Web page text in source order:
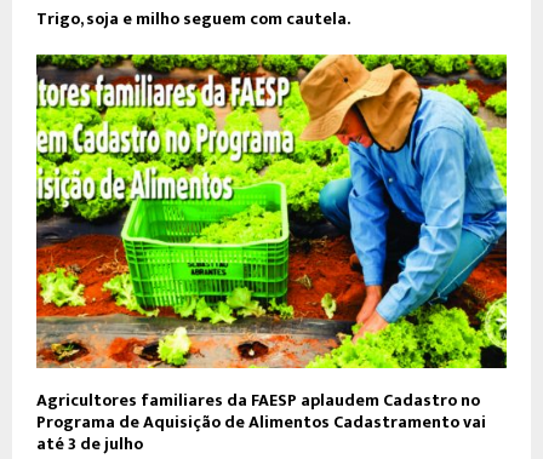
Trigo, soja e milho seguem com cautela.
Agricultores familiares da FAESP aplaudem Cadastro no
Programa de Aquisição de Alimentos Cadastramento vai
até 3 de julho